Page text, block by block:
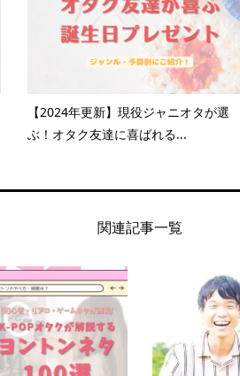
【2024年更新】現役ジャニオタが選
ぶ！オタク友達に喜ばれる...
関連記事一覧